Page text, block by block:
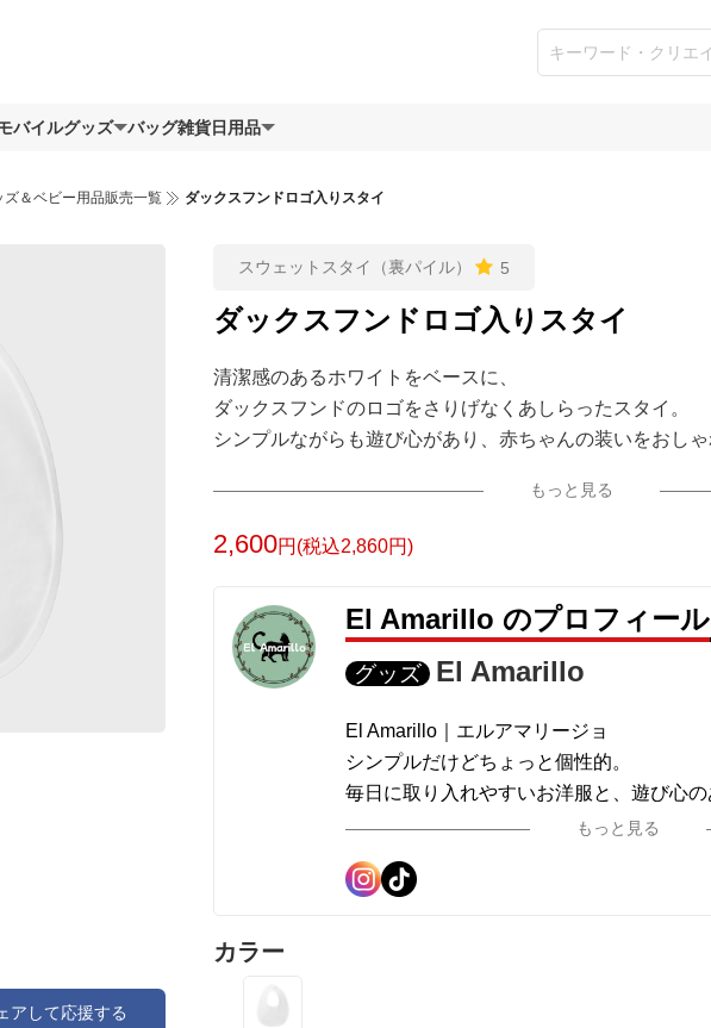
バイルグッズ バッグ雑貨日用品
ズ＆ベビー用品販売一覧 ダックスフンドロゴ入りスタイ
アして応援する
スウェットスタイ（裏パイル） 5
ダックスフンドロゴ入りスタイ
清潔感のあるホワイトをベースに、
ダックスフンドのロゴをさりげなくあしらったスタイ。
シンプルながらも遊び心があり、赤ちゃんの装いをおしゃ
どんなコーデにも合わせやすく、性別を問わず使えるデザ
出産祝いのギフトとしても選びやすい一枚です。
もっと見る
2,600円(税込2,860円)
El Amarillo のプロフィール
グッズ El Amarillo
El Amarillo｜エルアマリージョ
シンプルだけどちょっと個性的。
毎日に取り入れやすいお洋服と、遊び心
緑をアクセントに、さりげなくおしゃれ
もっと見る
カラー